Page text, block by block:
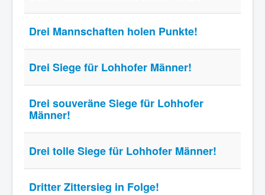
Drei Mannschaften holen Punkte!
Drei Siege für Lohhofer Männer!
Drei souveräne Siege für Lohhofer
Männer!
Drei tolle Siege für Lohhofer Männer!
Dritter Zittersieg in Folge!